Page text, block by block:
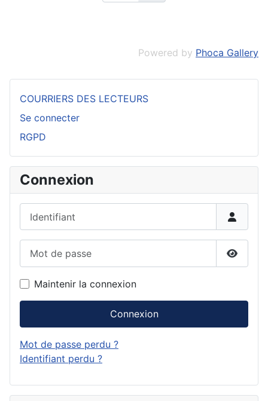
COURRIERS DES LECTEURS
Se connecter
RGPD
Connexion
Maintenir la connexion
Connexion
Mot de passe perdu ?
Identifiant perdu ?
Powered by Phoca Gallery